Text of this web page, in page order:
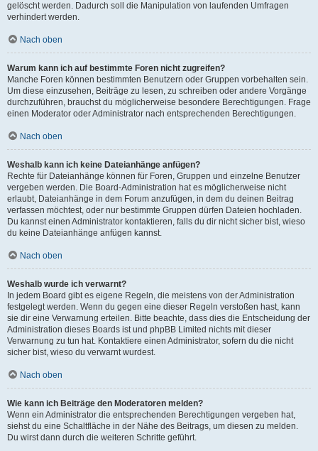
gelöscht werden. Dadurch soll die Manipulation von laufenden Umfragen
verhindert werden.
Nach oben
Warum kann ich auf bestimmte Foren nicht zugreifen?
Manche Foren können bestimmten Benutzern oder Gruppen vorbehalten sein.
Um diese einzusehen, Beiträge zu lesen, zu schreiben oder andere Vorgänge
durchzuführen, brauchst du möglicherweise besondere Berechtigungen. Frage
einen Moderator oder Administrator nach entsprechenden Berechtigungen.
Nach oben
Weshalb kann ich keine Dateianhänge anfügen?
Rechte für Dateianhänge können für Foren, Gruppen und einzelne Benutzer
vergeben werden. Die Board-Administration hat es möglicherweise nicht
erlaubt, Dateianhänge in dem Forum anzufügen, in dem du deinen Beitrag
verfassen möchtest, oder nur bestimmte Gruppen dürfen Dateien hochladen.
Du kannst einen Administrator kontaktieren, falls du dir nicht sicher bist, wieso
du keine Dateianhänge anfügen kannst.
Nach oben
Weshalb wurde ich verwarnt?
In jedem Board gibt es eigene Regeln, die meistens von der Administration
festgelegt werden. Wenn du gegen eine dieser Regeln verstoßen hast, kann
sie dir eine Verwarnung erteilen. Bitte beachte, dass dies die Entscheidung der
Administration dieses Boards ist und phpBB Limited nichts mit dieser
Verwarnung zu tun hat. Kontaktiere einen Administrator, sofern du die nicht
sicher bist, wieso du verwarnt wurdest.
Nach oben
Wie kann ich Beiträge den Moderatoren melden?
Wenn ein Administrator die entsprechenden Berechtigungen vergeben hat,
siehst du eine Schaltfläche in der Nähe des Beitrags, um diesen zu melden.
Du wirst dann durch die weiteren Schritte geführt.